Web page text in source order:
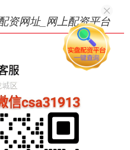
资网址_网上配资平台